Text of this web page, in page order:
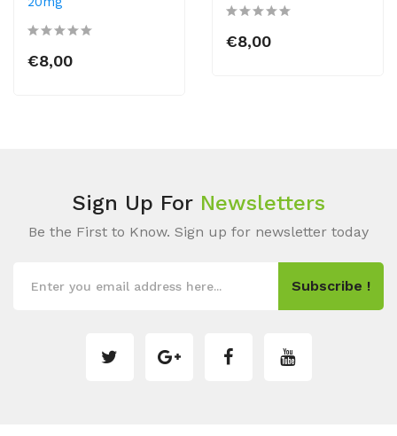
€8,00
€8,00
Sign Up For Newsletters
Be the First to Know. Sign up for newsletter today
Subscribe !